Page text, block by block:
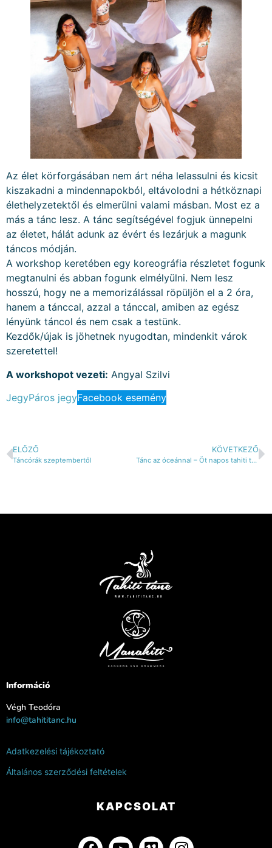
Az élet körforgásában nem árt néha lelassulni és kicsit
kiszakadni a mindennapokból, eltávolodni a hétköznapi
élethelyzetektől és elmerülni valami másban. Most ez a
más a tánc lesz. A tánc segítségével fogjuk ünnepelni
az életet, hálát adunk az évért és lezárjuk a magunk
táncos módján.
A workshop keretében egy koreográfia részletet fogunk
megtanulni és abban fogunk elmélyülni. Nem lesz
hosszú, hogy ne a memorizálással röpüljön el a 2 óra,
hanem a tánccal, azzal a tánccal, amiben az egész
lényünk táncol és nem csak a testünk.
Kezdők/újak is jöhetnek nyugodtan, mindenkit várok
szeretettel!
A workshopot vezeti: Angyal Szilvi
JegyPáros jegyFacebook esemény
ELŐZŐ
Táncórák szeptembertől
KÖVETKEZŐ
Tánc az óceánnal – Öt napos tahiti tánc és szörf tábor Portugáliában, női körben
Információ
Végh Teodóra
info@tahititanc.hu
Adatkezelési tájékoztató
Általános szerződési feltételek
KAPCSOLAT